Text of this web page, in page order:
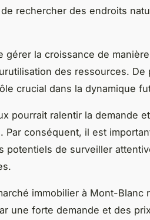
rechercher des endroits
gérer la croissance de
des ressources. De
crucial dans la dynamique
pourrait ralentir la demande
Par conséquent, il est
potentiels de surveiller
immobilier à Mont-Blanc
une forte demande et des